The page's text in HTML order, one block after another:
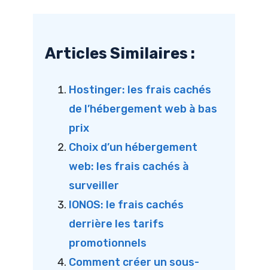
Articles Similaires :
Hostinger: les frais cachés
de l’hébergement web à bas
prix
Choix d’un hébergement
web: les frais cachés à
surveiller
IONOS: le frais cachés
derrière les tarifs
promotionnels
Comment créer un sous-